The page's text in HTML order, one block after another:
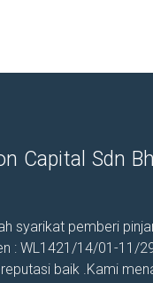
Capital Sdn
syarikat pemberi
: WL1421/14/01-11/
baik .Kami